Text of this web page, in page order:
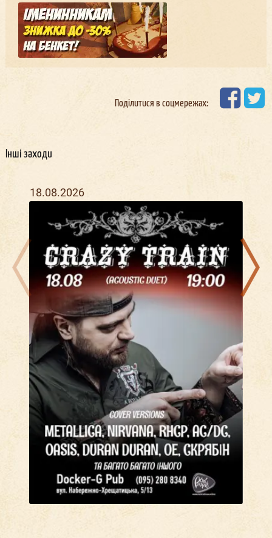
Поділитися в соцмережах:
Інші заходи
18.08.2026